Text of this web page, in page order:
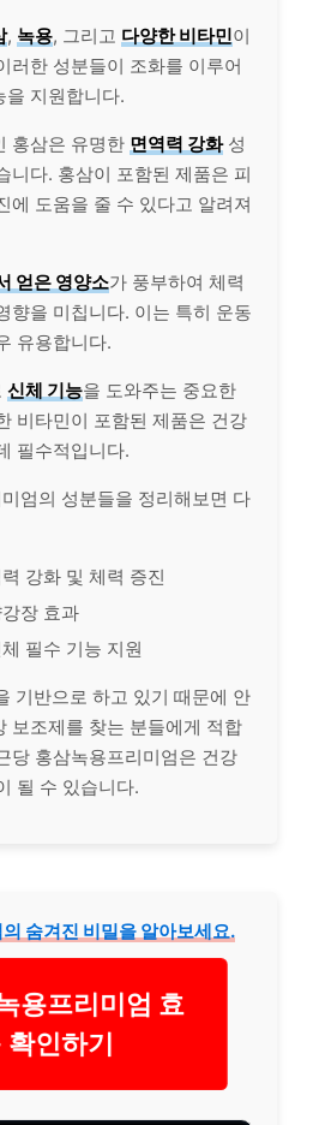
, 녹용, 그리고 다양한비타민이
러한 성분들이 조화를 이루어
을 지원합니다.
홍삼은 유명한 면역력 강화성
니다. 홍삼이 포함된 제품은 피
에 도움을 줄 수 있다고 알려져
얻은 영양소가 풍부하여 체력
향을 미칩니다. 이는 특히 운동
유용합니다.
신체 기능을 도와주는 중요한
비타민이 포함된 제품은 건강
필수적입니다.
엄의 성분들을 정리해보면 다
강화 및 체력 증진
강장 효과
필수 기능 지원
기반으로 하고 있기 때문에 안
보조제를 찾는 분들에게 적합
당 홍삼녹용프리미엄은 건강
될 수 있습니다.
숨겨진 비밀을 알아보세요.
용프리미엄 효
확인하기